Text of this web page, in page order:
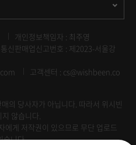
개인정보책임자 : 최주영
통신판매업신고번호 : 제2023-서울강
고객센터 : cs@wishbeen.co
의 당사자가 아닙니다. 따라서 위시빈
않습니다.
에게 저작권이 있으므로 무단 업로드
습니다.